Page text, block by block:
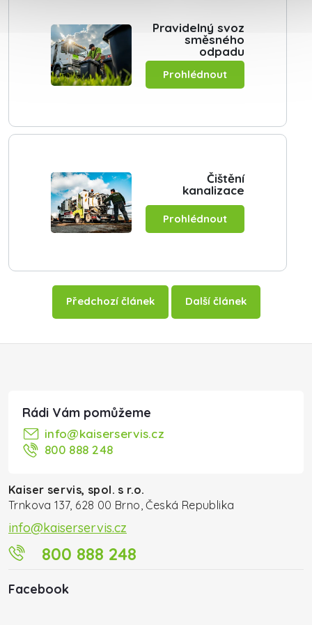
Předchozí článek Další článek
info@kaiserservis.cz
800 888 248
Kaiser servis, spol. s r.o.
Trnkova 137, 628 00 Brno, Česká Republika
info@kaiserservis.cz
800 888 248
Facebook